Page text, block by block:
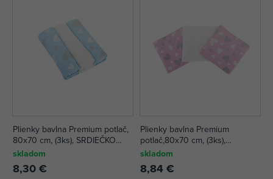
Plienky bavlna Premium potlač,
80x70 cm, (3ks), SRDIEČKO
MODRÁ
skladom
8,30 €
Plienky bavlna Premium
potlač,80x70 cm, (3ks),
SRDIEČKORUŽOVÁ
skladom
8,84 €